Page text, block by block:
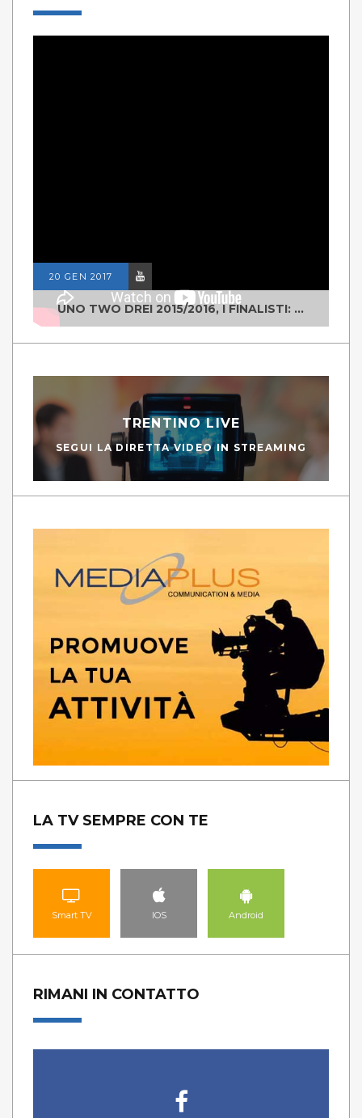
20 GEN 2017
UNO TWO DREI 2015/2016, I FINALISTI: CLASSE IV ALS ISTITUTO "DEGASPERI" BORGO VALSUGANA
TRENTINO LIVE
SEGUI LA DIRETTA VIDEO IN STREAMING
LA TV SEMPRE CON TE
Smart TV IOS Android
RIMANI IN CONTATTO